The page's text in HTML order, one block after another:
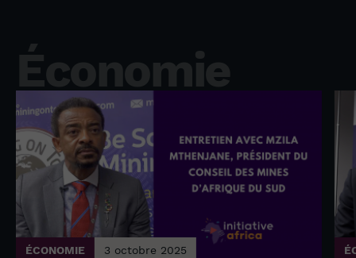
Économie
ÉCONOMIE 3 octobre 2025